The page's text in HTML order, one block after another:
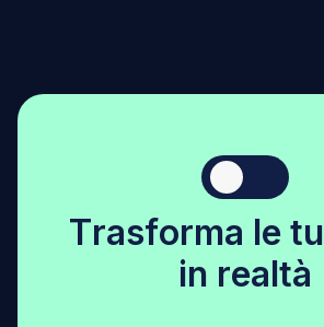
Trasforma le tu
in realtà